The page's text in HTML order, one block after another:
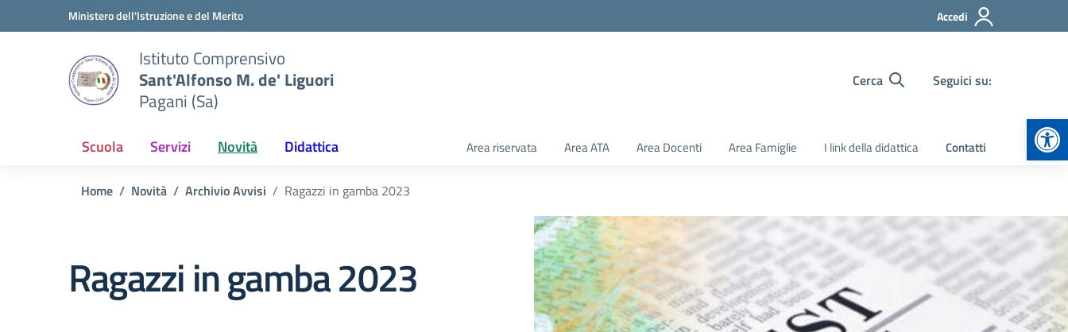
Vai ai contenuti
Vai al menu di navigazioneMinistero dell'Istruzione e del Merito Accedi
Istituto Comprensivo
Sant'Alfonso M. de' Liguori
Pagani (Sa)
Cerca Seguici su:
Scuola Servizi Novità Didattica Area riservata Area ATA Area Docenti Area Famiglie I link della didattica Contatti
Home Novità Archivio Avvisi Ragazzi in gamba 2023
Ragazzi in gamba 2023